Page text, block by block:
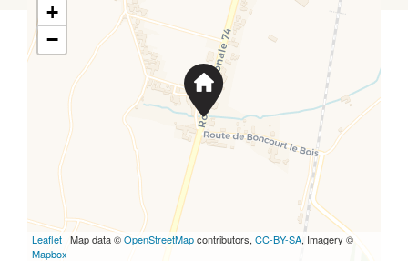
+
−
Leaflet | Map data ©OpenStreetMapcontributors, CC-BY-SA, Imagery ©
Mapbox